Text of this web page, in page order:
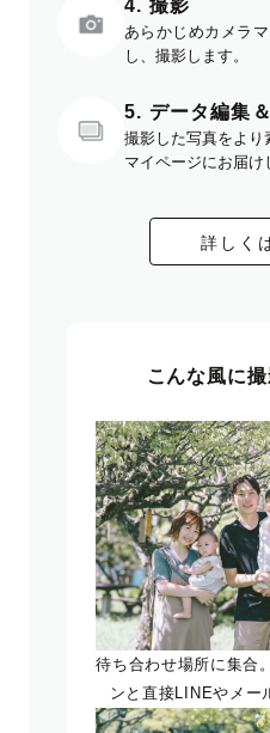
4. 撮影
あらかじめカメラ
し、撮影します。
5. データ編集
撮影した写真をよ
マイページにお届け
詳しく
こんな風に
待ち合わせ場所に集合
ンと直接LINEやメー